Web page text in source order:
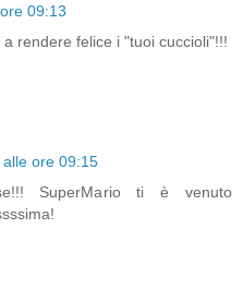
09:13
rendere felice i "tuoi cuccioli"!!!
ore 09:15
SuperMario ti è venuto